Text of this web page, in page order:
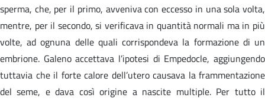
sperma, che, per il primo, avveniva con eccesso in una sola volta,
mentre, per il secondo, si verificava in quantità normali ma in più
volte, ad ognuna delle quali corrispondeva la formazione di un
embrione. Galeno accettava l’ipotesi di Empedocle, aggiungendo
tuttavia che il forte calore dell’utero causava la frammentazione
del seme, e dava così origine a nascite multiple. Per tutto il